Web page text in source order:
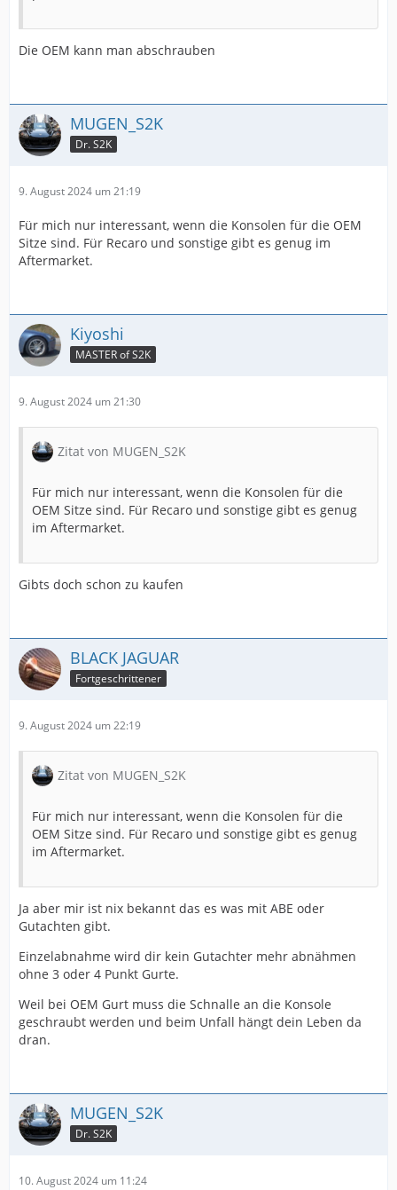
Die OEM kann man abschrauben
MUGEN_S2K
Dr. S2K
9. August 2024 um 21:19
Für mich nur interessant, wenn die Konsolen für die OEM
Sitze sind. Für Recaro und sonstige gibt es genug im
Aftermarket.
Kiyoshi
MASTER of S2K
9. August 2024 um 21:30
Zitat von MUGEN_S2K
Für mich nur interessant, wenn die Konsolen für die
OEM Sitze sind. Für Recaro und sonstige gibt es genug
im Aftermarket.
Gibts doch schon zu kaufen
BLACK JAGUAR
Fortgeschrittener
9. August 2024 um 22:19
Zitat von MUGEN_S2K
Für mich nur interessant, wenn die Konsolen für die
OEM Sitze sind. Für Recaro und sonstige gibt es genug
im Aftermarket.
Ja aber mir ist nix bekannt das es was mit ABE oder
Gutachten gibt.
Einzelabnahme wird dir kein Gutachter mehr abnähmen
ohne 3 oder 4 Punkt Gurte.
Weil bei OEM Gurt muss die Schnalle an die Konsole
geschraubt werden und beim Unfall hängt dein Leben da
dran.
MUGEN_S2K
Dr. S2K
10. August 2024 um 11:24